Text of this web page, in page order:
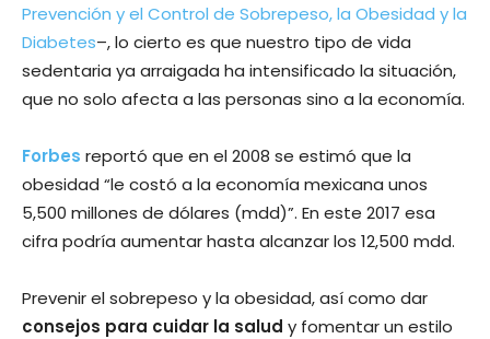
Prevención y el Control de Sobrepeso, la Obesidad y la
Diabetes–, lo cierto es que nuestro tipo de vida
sedentaria ya arraigada ha intensificado la situación,
que no solo afecta a las personas sino a la economía.
Forbes reportó que en el 2008 se estimó que la
obesidad “le costó a la economía mexicana unos
5,500 millones de dólares (mdd)”. En este 2017 esa
cifra podría aumentar hasta alcanzar los 12,500 mdd.
Prevenir el sobrepeso y la obesidad, así como dar
consejos para cuidar la salud y fomentar un estilo